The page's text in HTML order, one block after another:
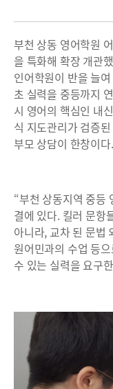
부천 상동 영어학원
을 특화해 확장 개관
인어학원이 반을 늘
초 실력을 중등까지
시 영어의 핵심인 내
식 지도관리가 검증
부모 상담이 한창이다.
“부천 상동지역 중등
결에 있다. 킬러 문항
아니라, 교차 된 문법
원어민과의 수업 등
수 있는 실력을 요구